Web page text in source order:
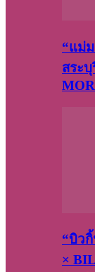
“แม่
สระ
“บิว
×